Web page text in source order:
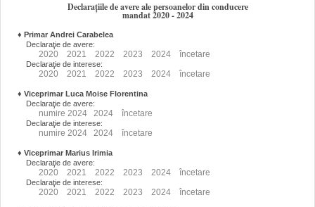
Declarațiile de avere ale persoanelor din conducere
mandat 2020 - 2024
♦ Primar Andrei Carabelea
Declaraţie de avere:
2020 2021 2022 2023 2024 încetare
Declaraţie de interese:
2020 2021 2022 2023 2024 încetare
♦ Viceprimar Luca Moise Florentina
Declaraţie de avere:
numire 2024 2024 încetare
Declaraţie de interese:
numire 2024 2024 încetare
♦ Viceprimar Marius Irimia
Declaraţie de avere:
2020 2021 2022 2023 2024 încetare
Declaraţie de interese:
2020 2021 2022 2023 2024 încetare